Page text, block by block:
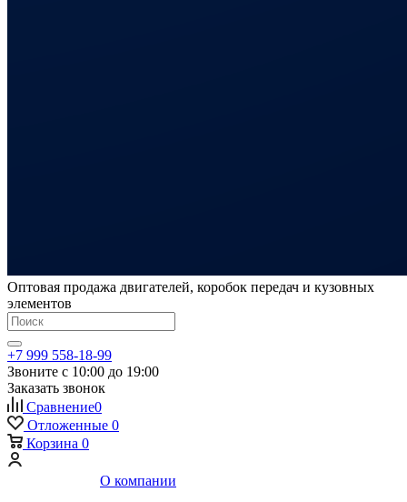
Оптовая продажа двигателей, коробок передач и кузовных
элементов
+7 999 558-18-99
Звоните с 10:00 до 19:00
Заказать звонок
Сравнение0
Отложенные 0
Корзина 0
О компании